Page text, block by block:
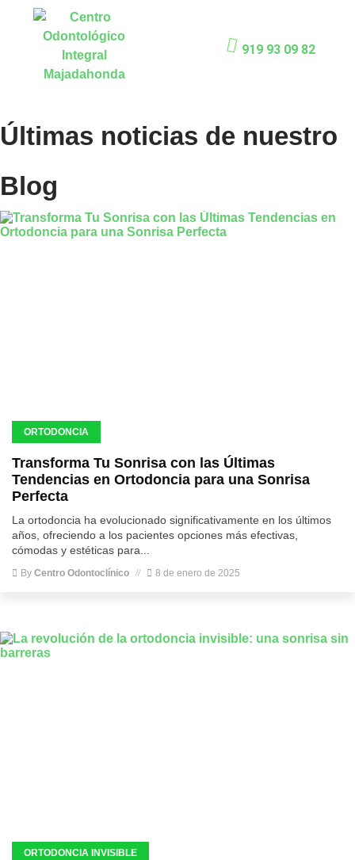
919 93 09 82
Últimas noticias de nuestro
Blog
ORTODONCIA
Transforma Tu Sonrisa con las Últimas
Tendencias en Ortodoncia para una Sonrisa
Perfecta
La ortodoncia ha evolucionado significativamente en los últimos
años, ofreciendo a los pacientes opciones más efectivas,
cómodas y estéticas para...
By Centro Odontoclínico 8 de enero de 2025
ORTODONCIA INVISIBLE